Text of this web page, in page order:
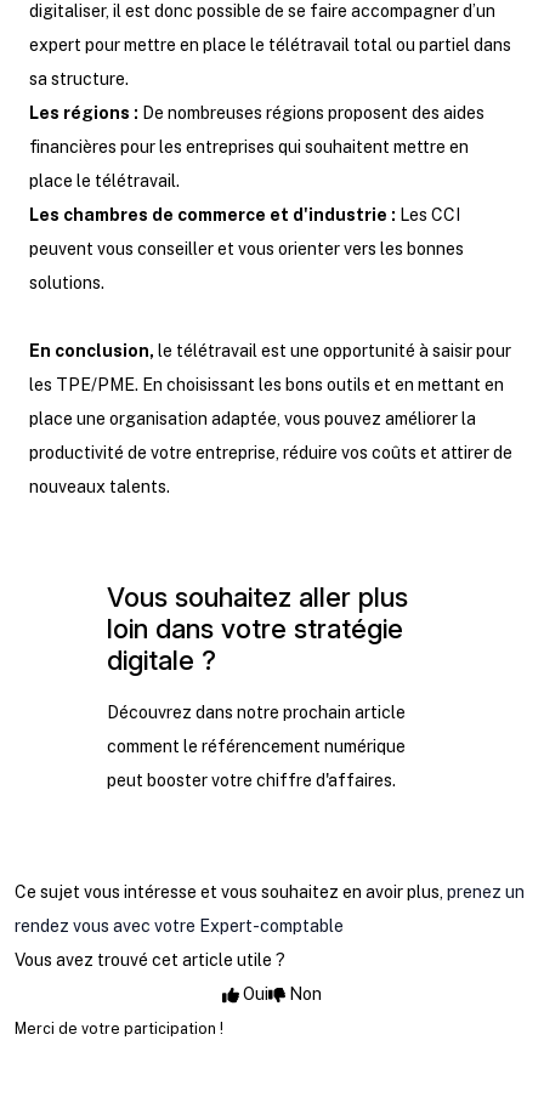
digitaliser, il est donc possible de se faire accompagner d’un
expert pour mettre en place le télétravail total ou partiel dans
sa structure.
Les régions : De nombreuses régions proposent des aides
financières pour les entreprises qui souhaitent mettre en
place le télétravail.
Les chambres de commerce et d'industrie : Les CCI
peuvent vous conseiller et vous orienter vers les bonnes
solutions.
En conclusion, le télétravail est une opportunité à saisir pour
les TPE/PME. En choisissant les bons outils et en mettant en
place une organisation adaptée, vous pouvez améliorer la
productivité de votre entreprise, réduire vos coûts et attirer de
nouveaux talents.
Vous souhaitez aller plus
loin dans votre stratégie
digitale ?
Découvrez dans notre prochain article
comment le référencement numérique
peut booster votre chiffre d'affaires.
Ce sujet vous intéresse et vous souhaitez en avoir plus, prenez un
rendez vous avec votre Expert-comptable
Vous avez trouvé cet article utile ?
Oui
Non
Merci de votre participation !